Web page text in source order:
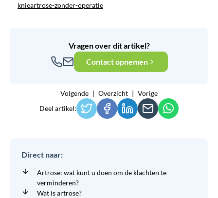
knieartrose-zonder-operatie
Vragen over dit artikel?
Contact opnemen
Volgende Overzicht
Vorige
Deel artikel:
Direct naar:
Artrose: wat kunt u doen om de klachten te
verminderen?
Wat is artrose?